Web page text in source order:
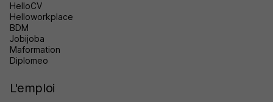
HelloCV
Helloworkplace
BDM
Jobijoba
Maformation
Diplomeo
L'emploi